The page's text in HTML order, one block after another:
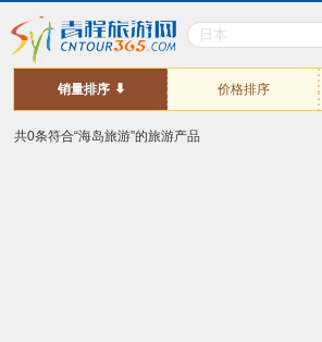
销量排序 价格排序
共0条符合“海岛旅游”的旅游产品